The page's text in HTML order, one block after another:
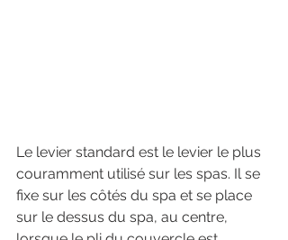
Le levier standard est le levier le plus
couramment utilisé sur les spas. Il se
fixe sur les côtés du spa et se place
sur le dessus du spa, au centre,